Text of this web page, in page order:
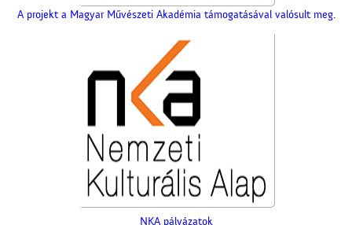
A projekt a Magyar Művészeti Akadémia támogatásával valósult meg.
NKA pályázatok